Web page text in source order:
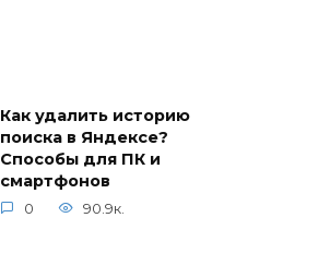
Как удалить историю
поиска в Яндексе?
Способы для ПК и
смартфонов
0 90.9к.